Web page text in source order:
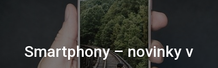
Smartphony – novinky v